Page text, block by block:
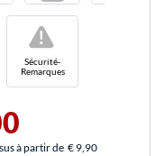
Sécurité-
Remarques
!
à partir de € 9,90